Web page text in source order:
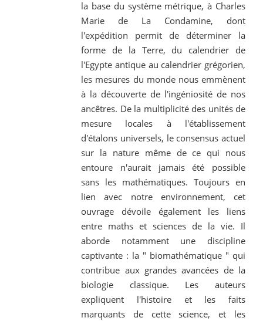
la base du système métrique, à Charles
Marie de La Condamine, dont
l'expédition permit de déterminer la
forme de la Terre, du calendrier de
l'Egypte antique au calendrier grégorien,
les mesures du monde nous emmènent
à la découverte de l'ingéniosité de nos
ancêtres. De la multiplicité des unités de
mesure locales à l'établissement
d'étalons universels, le consensus actuel
sur la nature même de ce qui nous
entoure n'aurait jamais été possible
sans les mathématiques. Toujours en
lien avec notre environnement, cet
ouvrage dévoile également les liens
entre maths et sciences de la vie. Il
aborde notamment une discipline
captivante : la " biomathématique " qui
contribue aux grandes avancées de la
biologie classique. Les auteurs
expliquent l'histoire et les faits
marquants de cette science, et les